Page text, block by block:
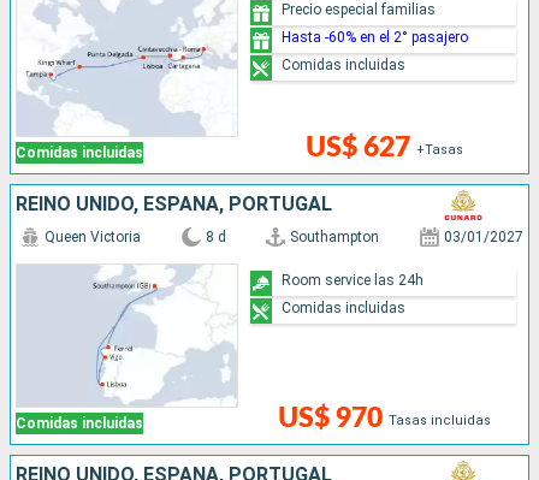
Comidas incluidas US$ 627 +Tasas
Precio especial familias
Hasta -60% en el 2° pasajero
Comidas incluidas
REINO UNIDO, ESPAÑA, PORTUGAL
Comidas incluidas
Queen Victoria 8 d Southampton 03/01/2027
US$ 970 Tasas incluidas
Room service las 24h
Comidas incluidas
REINO UNIDO, ESPAÑA, PORTUGAL